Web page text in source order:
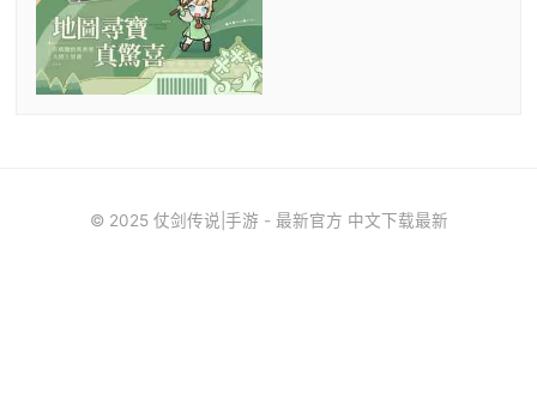
© 2025 仗剑传说|手游 - 最新官方 中文下载最新